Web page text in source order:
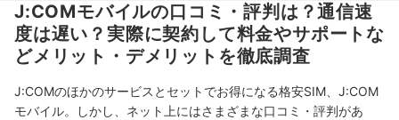
J:COMモバイルの口コミ・評判は？通信速
度は遅い？実際に契約して料金やサポートな
どメリット・デメリットを徹底調査
J:COMのほかのサービスとセットでお得になる格安SIM、J:COM
モバイル。しかし、ネット上にはさまざまな口コミ・評判があ